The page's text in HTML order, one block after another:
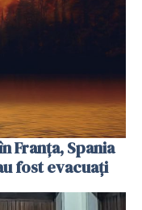
Franța, Spania
fost evacuați